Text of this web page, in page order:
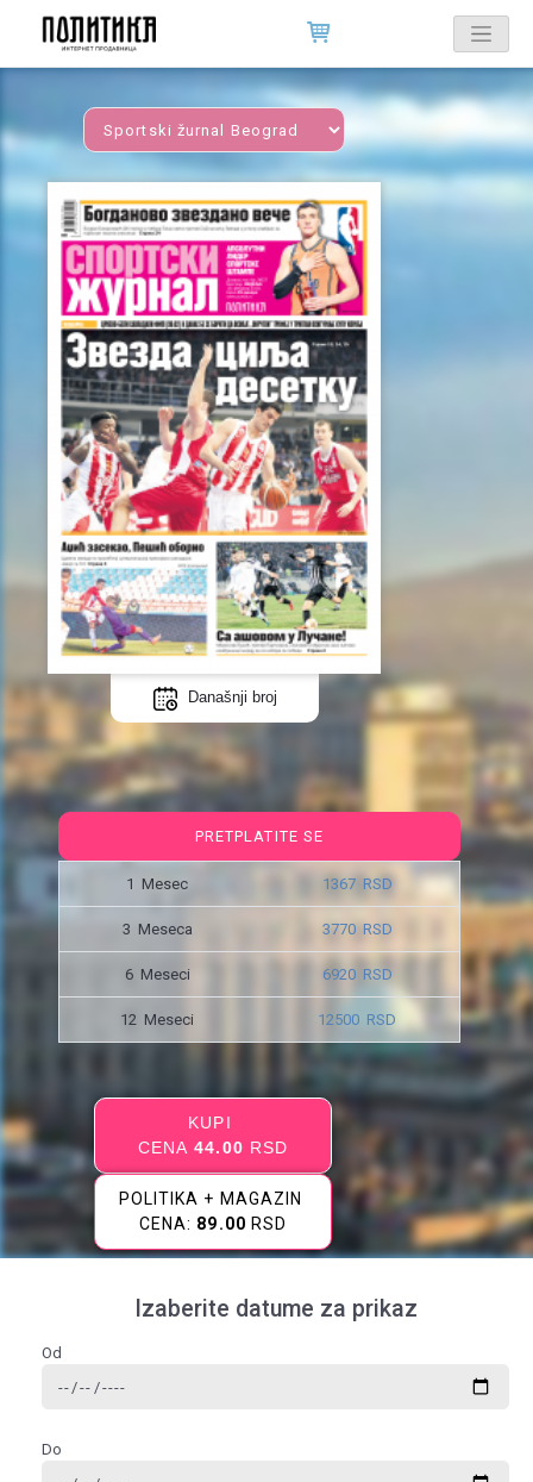
Današnji broj
PRETPLATITE SE
1 Mesec 1367 RSD
3 Meseca 3770 RSD
6 Meseci 6920 RSD
12 Meseci 12500 RSD
KUPI
CENA44.00 RSD
POLITIKA + MAGAZIN
CENA: 89.00 RSD
Izaberite datume za prikaz
Od
Do